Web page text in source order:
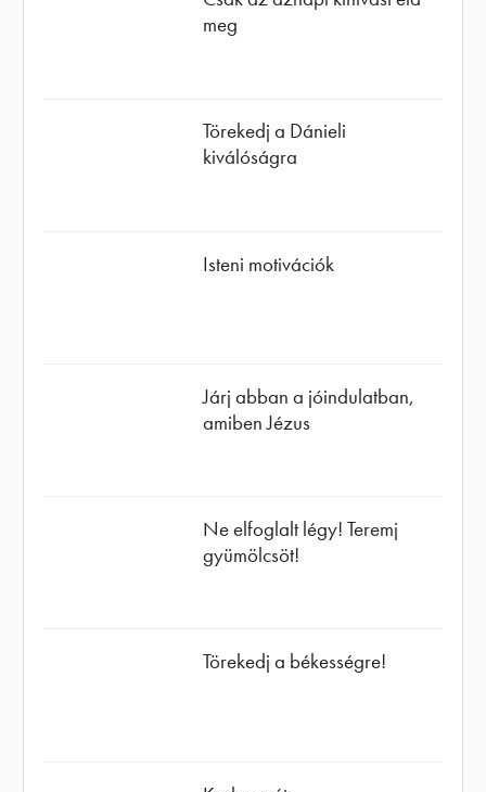
meg
Törekedj a Dánieli
kiválóságra
Isteni motivációk
Járj abban a jóindulatban,
amiben Jézus
Ne elfoglalt légy! Teremj
gyümölcsöt!
Törekedj a békességre!